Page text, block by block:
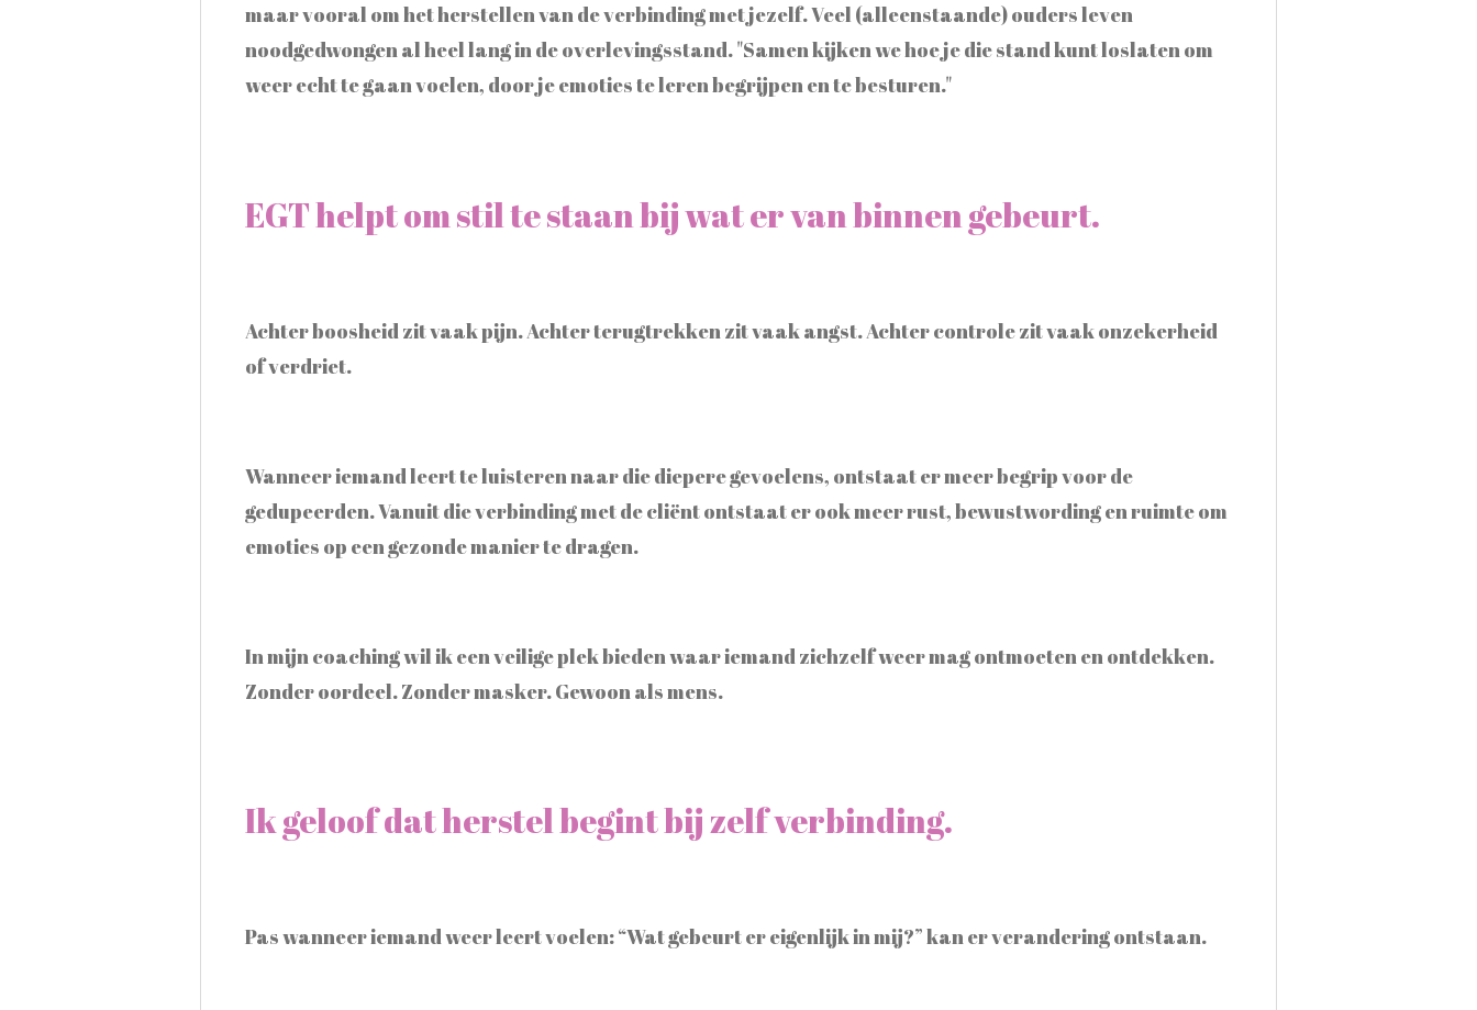
maar vooral om het herstellen van de verbinding met jezelf. Veel (alleenstaande) ouders leven
noodgedwongen al heel lang in de overlevingsstand. "Samen kijken we hoe je die stand kunt loslaten om
weer echt te gaan voelen, door je emoties te leren begrijpen en te besturen."
EGT helpt om stil te staan bij wat er van binnen gebeurt.
Achter boosheid zit vaak pijn. Achter terugtrekken zit vaak angst. Achter controle zit vaak onzekerheid
of verdriet.
Wanneer iemand leert te luisteren naar die diepere gevoelens, ontstaat er meer begrip voor de
gedupeerden. Vanuit die verbinding met de cliënt ontstaat er ook meer rust, bewustwording en ruimte om
emoties op een gezonde manier te dragen.
In mijn coaching wil ik een veilige plek bieden waar iemand zichzelf weer mag ontmoeten en ontdekken.
Zonder oordeel. Zonder masker. Gewoon als mens.
Ik geloof dat herstel begint bij zelf verbinding.
Pas wanneer iemand weer leert voelen: “Wat gebeurt er eigenlijk in mij?” kan er verandering ontstaan.